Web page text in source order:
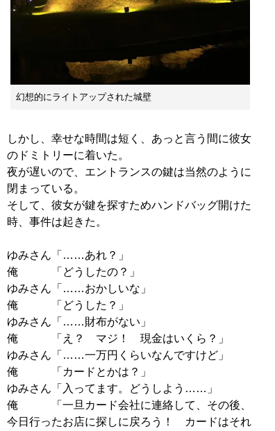
幻想的にライトアップされた城壁
しかし、幸せな時間は短く、あっと言う間に彼女
のドミトリーに着いた。
夜が遅いので、エントランスの鍵は当然のように
閉まっている。
そして、彼女が鍵を探すためハンドバッグ開けた
時、事件は起きた。
ゆみさん「……あれ？」
俺 「どうしたの？」
ゆみさん「……おかしいな」
俺 「どうした？」
ゆみさん「……財布がない」
俺 「え？ マジ！ 現金はいくら？」
ゆみさん「……一万円くらいなんですけど」
俺 「カードとかは？」
ゆみさん「入ってます。どうしよう……」
俺 「一旦カード会社に連絡して、その後、
今日行ったお店に探しに戻ろう！ カードはそれ